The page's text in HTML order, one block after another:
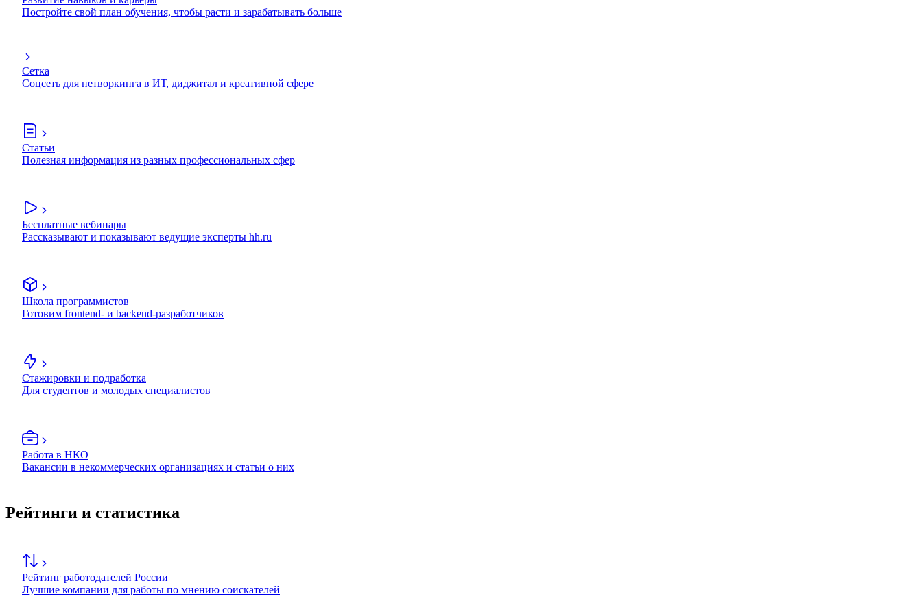
Постройте свой план обучения, чтобы расти и зарабатывать больше
Сетка
Соцсеть для нетворкинга в ИТ, диджитал и креативной сфере
Статьи
Полезная информация из разных профессиональных сфер
Бесплатные вебинары
Рассказывают и показывают ведущие эксперты hh.ru
Школа программистов
Готовим frontend- и backend-разработчиков
Стажировки и подработка
Для студентов и молодых специалистов
Работа в НКО
Вакансии в некоммерческих организациях и статьи о них
Рейтинги и статистика
Рейтинг работодателей России
Лучшие компании для работы по мнению соискателей